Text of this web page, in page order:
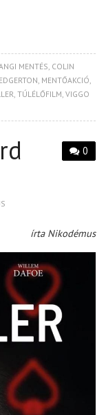
MENTÉS COLIN
MENTŐAKCIÓ
,TÚLÉLŐFILM ,VIGGO
0
írta Nikodémus